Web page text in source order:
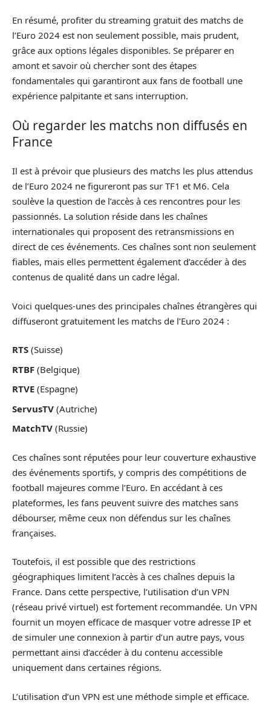
En résumé, profiter du streaming gratuit des matchs de
l’Euro 2024 est non seulement possible, mais prudent,
grâce aux options légales disponibles. Se préparer en
amont et savoir où chercher sont des étapes
fondamentales qui garantiront aux fans de football une
expérience palpitante et sans interruption.
Où regarder les matchs non diffusés en
France
Il est à prévoir que plusieurs des matchs les plus attendus
de l’Euro 2024 ne figureront pas sur TF1 et M6. Cela
soulève la question de l’accès à ces rencontres pour les
passionnés. La solution réside dans les chaînes
internationales qui proposent des retransmissions en
direct de ces événements. Ces chaînes sont non seulement
fiables, mais elles permettent également d’accéder à des
contenus de qualité dans un cadre légal.
Voici quelques-unes des principales chaînes étrangères qui
diffuseront gratuitement les matchs de l’Euro 2024 :
RTS (Suisse)
RTBF (Belgique)
RTVE (Espagne)
ServusTV (Autriche)
MatchTV (Russie)
Ces chaînes sont réputées pour leur couverture exhaustive
des événements sportifs, y compris des compétitions de
football majeures comme l’Euro. En accédant à ces
plateformes, les fans peuvent suivre des matches sans
débourser, même ceux non défendus sur les chaînes
françaises.
Toutefois, il est possible que des restrictions
géographiques limitent l’accès à ces chaînes depuis la
France. Dans cette perspective, l’utilisation d’un VPN
(réseau privé virtuel) est fortement recommandée. Un VPN
fournit un moyen efficace de masquer votre adresse IP et
de simuler une connexion à partir d’un autre pays, vous
permettant ainsi d’accéder à du contenu accessible
uniquement dans certaines régions.
L’utilisation d’un VPN est une méthode simple et efficace.